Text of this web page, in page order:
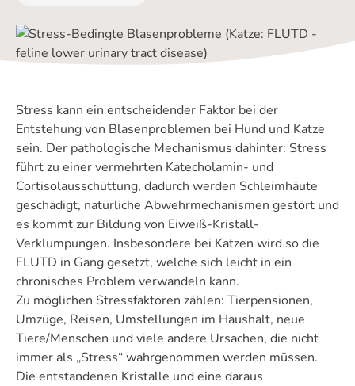
Stress kann ein entscheidender Faktor bei der
Entstehung von Blasenproblemen bei Hund und Katze
sein. Der pathologische Mechanismus dahinter: Stress
führt zu einer vermehrten Katecholamin- und
Cortisolausschüttung, dadurch werden Schleimhäute
geschädigt, natürliche Abwehrmechanismen gestört und
es kommt zur Bildung von Eiweiß-Kristall-
Verklumpungen. Insbesondere bei Katzen wird so die
FLUTD in Gang gesetzt, welche sich leicht in ein
chronisches Problem verwandeln kann.
Zu möglichen Stressfaktoren zählen: Tierpensionen,
Umzüge, Reisen, Umstellungen im Haushalt, neue
Tiere/Menschen und viele andere Ursachen, die nicht
immer als „Stress“ wahrgenommen werden müssen.
Die entstandenen Kristalle und eine daraus